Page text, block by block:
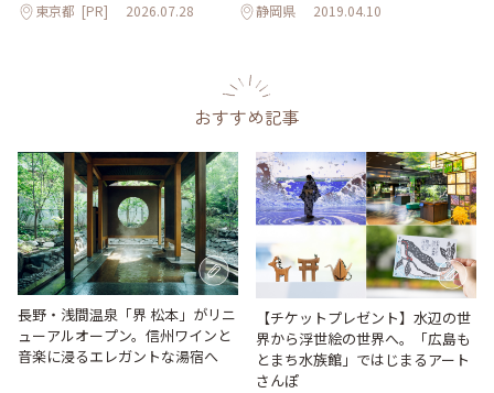
東京都 [PR] 2026.07.28 静岡県 2019.04.10
おすすめ記事
長野・浅間温泉「界 松本」がリニ
ューアルオープン。信州ワインと
音楽に浸るエレガントな湯宿へ
【チケットプレゼント】水辺の世
界から浮世絵の世界へ。「広島も
とまち水族館」ではじまるアート
さんぽ